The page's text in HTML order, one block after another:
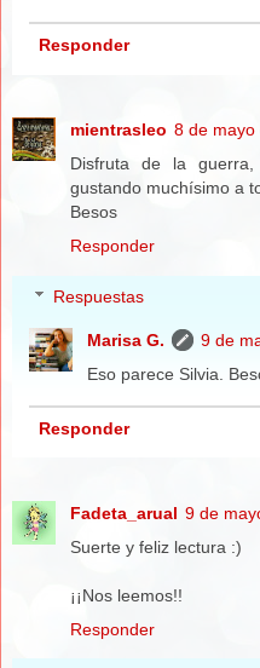
Responder
mientrasleo 8 de mayo
Disfruta de la
gustando muchísimo a
Besos
Responder
Respuestas
Marisa G.
9 de
Eso parece Silvia.
Responder
Fadeta_arual 9 de
Suerte y feliz lectura :)
¡¡Nos leemos!!
Responder